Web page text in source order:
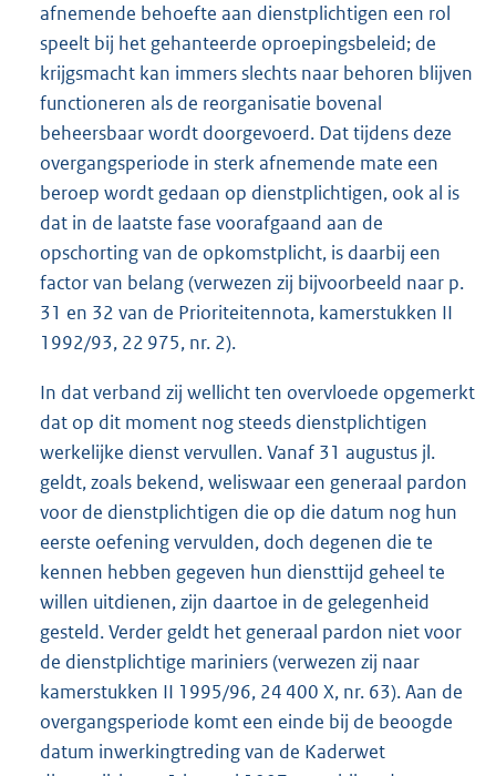
afnemende behoefte aan dienstplichtigen een rol
speelt bij het gehanteerde oproepingsbeleid; de
krijgsmacht kan immers slechts naar behoren blijven
functioneren als de reorganisatie bovenal
beheersbaar wordt doorgevoerd. Dat tijdens deze
overgangsperiode in sterk afnemende mate een
beroep wordt gedaan op dienstplichtigen, ook al is
dat in de laatste fase voorafgaand aan de
opschorting van de opkomstplicht, is daarbij een
factor van belang (verwezen zij bijvoorbeeld naar p.
31 en 32 van de Prioriteitennota, kamerstukken II
1992/93, 22 975, nr. 2).
In dat verband zij wellicht ten overvloede opgemerkt
dat op dit moment nog steeds dienstplichtigen
werkelijke dienst vervullen. Vanaf 31 augustus jl.
geldt, zoals bekend, weliswaar een generaal pardon
voor de dienstplichtigen die op die datum nog hun
eerste oefening vervulden, doch degenen die te
kennen hebben gegeven hun diensttijd geheel te
willen uitdienen, zijn daartoe in de gelegenheid
gesteld. Verder geldt het generaal pardon niet voor
de dienstplichtige mariniers (verwezen zij naar
kamerstukken II 1995/96, 24 400 X, nr. 63). Aan de
overgangsperiode komt een einde bij de beoogde
datum inwerkingtreding van de Kaderwet